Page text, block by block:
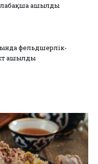
ашылды
фельдшерлік-
ашылды